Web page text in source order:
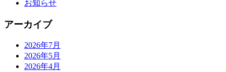
お知らせ
アーカイブ
2026年7月
2026年5月
2026年4月